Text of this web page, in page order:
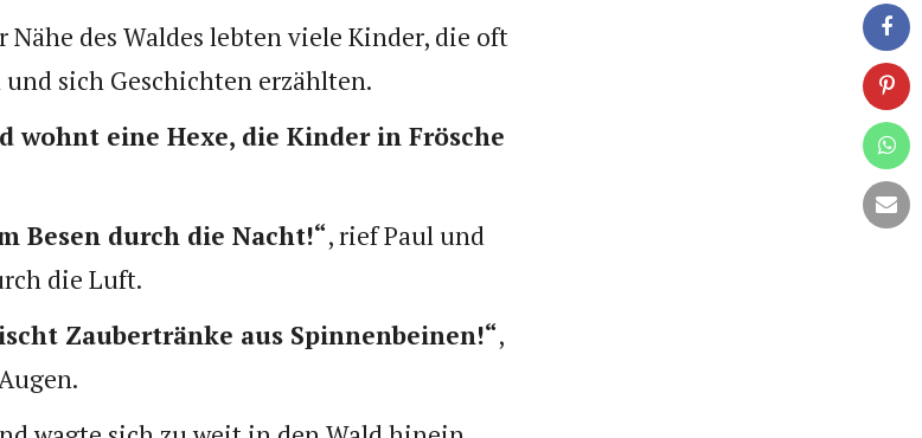
des Waldes lebten viele Kinder, die oft
sich Geschichten erzählten.
wohnt eine Hexe, die Kinder in Frösche
Besen durch die Nacht!“, rief Paul und
die Luft.
Zaubertränke aus Spinnenbeinen!“,